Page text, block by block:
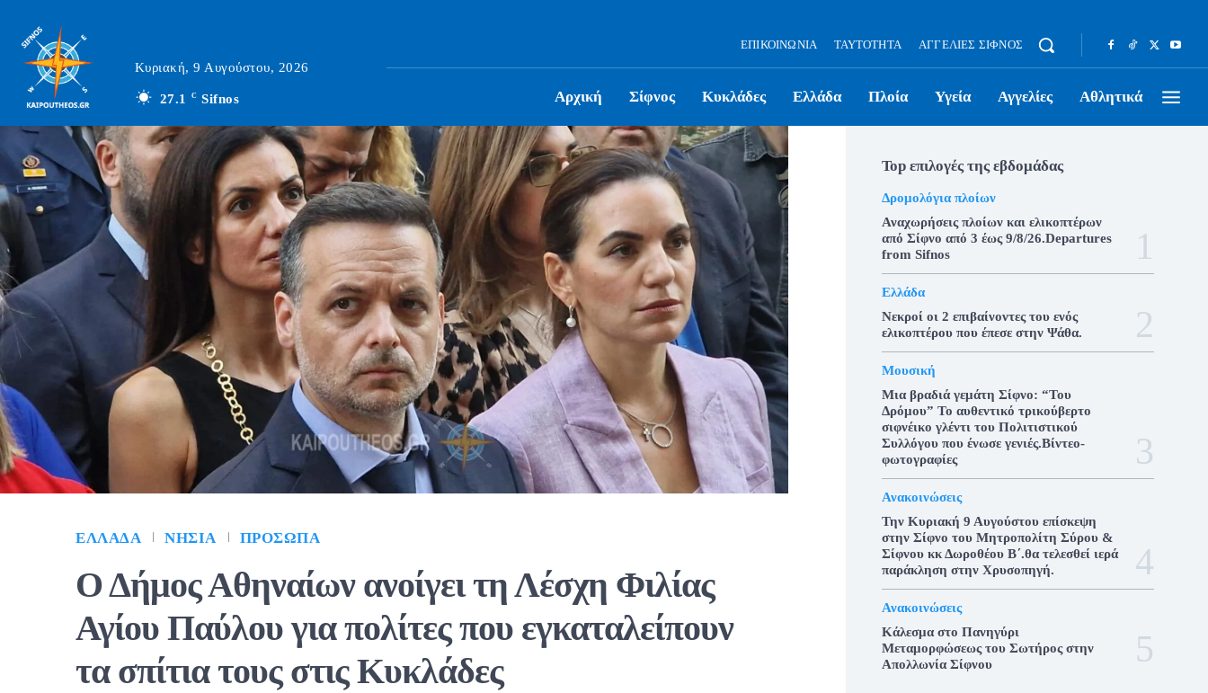
Κυριακή, 9 Αυγούστου, 2026
27.1 C Sifnos
ΕΠΙΚΟΙΝΩΝΊΑ ΤΑΥΤΌΤΗΤΑ ΑΓΓΕΛΊΕΣ ΣΊΦΝΟΣ
Αρχική Σίφνος Κυκλάδες Ελλάδα Πλοία Υγεία Αγγελίες Αθλητικά
ΕΛΛΆΔΑ ΝΗΣΙΆ ΠΡΌΣΩΠΑ
Ο Δήμος Αθηναίων ανοίγει τη Λέσχη Φιλίας
Αγίου Παύλου για πολίτες που εγκαταλείπουν
τα σπίτια τους στις Κυκλάδες
Top επιλογές της εβδομάδας
Δρομολόγια πλοίων
Αναχωρήσεις πλοίων και ελικοπτέρων
από Σίφνο από 3 έως 9/8/26.Departures
from Sifnos
Ελλάδα
Νεκροί οι 2 επιβαίνοντες του ενός
ελικοπτέρου που έπεσε στην Ψάθα.
Μουσική
Μια βραδιά γεμάτη Σίφνο: “Του
Δρόμου” Το αυθεντικό τρικούβερτο
σιφνέικο γλέντι του Πολιτιστικού
Συλλόγου που ένωσε γενιές.Βίντεο-
φωτογραφίες
Ανακοινώσεις
Την Κυριακή 9 Αυγούστου επίσκεψη
στην Σίφνο του Μητροπολίτη Σύρου &
Σίφνου κκ Δωροθέου Β΄.θα τελεσθεί ιερά
παράκληση στην Χρυσοπηγή.
Ανακοινώσεις
Κάλεσμα στο Πανηγύρι
Μεταμορφώσεως του Σωτήρος στην
Απολλωνία Σίφνου